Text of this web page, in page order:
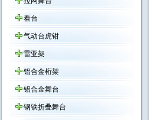
看台
气动台虎钳
雷亚架
铝合金桁架
铝合金舞台
钢铁折叠舞台